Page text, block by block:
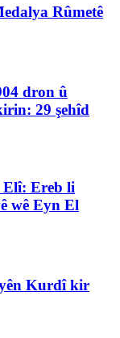
Rûmetê
dron û
29 şehîd
Elî: Ereb li
wê Eyn El
Kurdî kir